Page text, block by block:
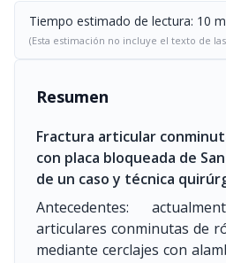
Tiempo estimado de lectura: 10
(Esta estimación no incluye el texto de
Resumen
Fractura articular
con placa bloqueada de
de un caso y técnica
Antecedentes:
articulares conminutas de
mediante cerclajes con